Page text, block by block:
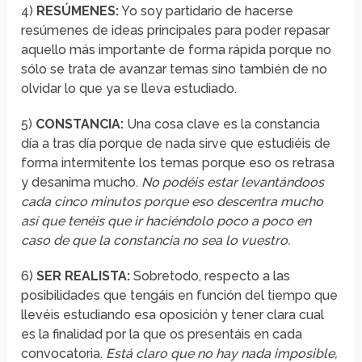
4) RESÚMENES:Yo soy partidario de hacerse
resúmenes de ideas principales para poder repasar
aquello más importante de forma rápida porque no
sólo se trata de avanzar temas sino también de no
olvidar lo que ya se lleva estudiado.
5) CONSTANCIA: Una cosa clave es la constancia
día a tras día porque de nada sirve que estudiéis de
forma intermitente los temas porque eso os retrasa
y desanima mucho. No podéis estar levantándoos
cada cinco minutos porque eso descentra mucho
así que tenéis que ir haciéndolo poco a poco en
caso de que la constancia no sea lo vuestro.
6) SER REALISTA: Sobretodo, respecto a las
posibilidades que tengáis en función del tiempo que
llevéis estudiando esa oposición y tener clara cual
es la finalidad por la que os presentáis en cada
convocatoria. Está claro que no hay nada imposible,